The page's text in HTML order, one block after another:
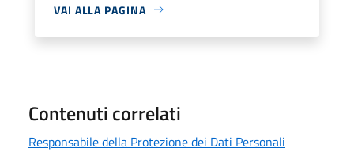
VAI ALLA PAGINA
Contenuti correlati
Responsabile della Protezione dei Dati Personali